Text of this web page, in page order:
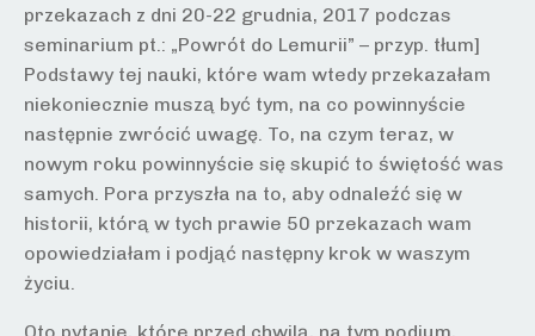
przekazach z dni 20-22 grudnia, 2017 podczas
seminarium pt.: „Powrót do Lemurii” – przyp. tłum]
Podstawy tej nauki, które wam wtedy przekazałam
niekoniecznie muszą być tym, na co powinnyście
następnie zwrócić uwagę. To, na czym teraz, w
nowym roku powinnyście się skupić to świętość was
samych. Pora przyszła na to, aby odnaleźć się w
historii, którą w tych prawie 50 przekazach wam
opowiedziałam i podjąć następny krok w waszym
życiu.